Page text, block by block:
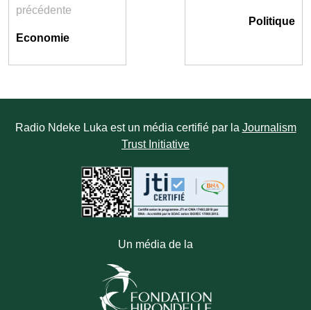
précédente
Economie
Politique
Radio Ndeke Luka est un média certifié par la Journalism
Trust Initiative
Un média de la